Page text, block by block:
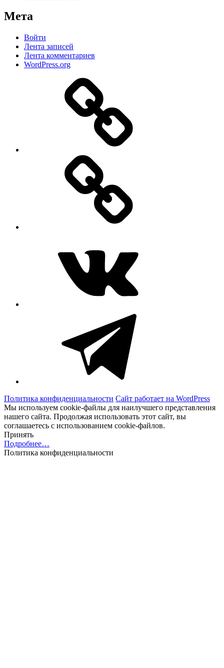
Мета
Войти
Лента записей
Лента комментариев
WordPress.org
Политика конфиденциальности Сайт работает на WordPress
Мы используем cookie-файлы для наилучшего представления
нашего сайта. Продолжая использовать этот сайт, вы
соглашаетесь с использованием cookie-файлов.
Принять
Подробнее…
Политика конфиденциальности